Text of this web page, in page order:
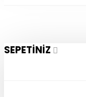
SEPETINIZ